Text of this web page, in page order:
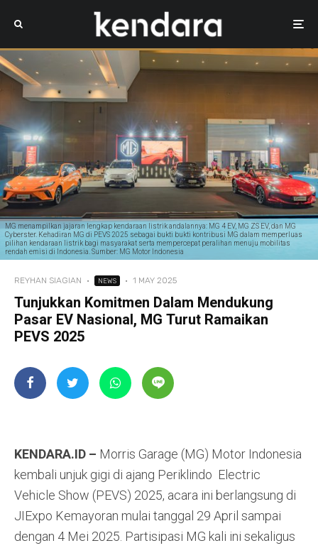
MG menampilkan jajaran lengkap kendaraan listrik andalannya: MG 4 EV, MG ZS EV, dan MG
Cyberster. Kehadiran MG di PEVS 2025 sebagai bukti bukti kontribusi MG dalam memperluas
pilihan kendaraan listrik bagi masyarakat serta mempercepat peralihan menuju mobilitas
rendah emisi di Indonesia. Sumber: MG Motor Indonesia
REYHAN SIAGIAN · NEWS · 1 MAY 2025
Tunjukkan Komitmen Dalam Mendukung
Pasar EV Nasional, MG Turut Ramaikan
PEVS 2025
KENDARA.ID – Morris Garage (MG) Motor Indonesia
kembali unjuk gigi di ajang Periklindo Electric
Vehicle Show (PEVS) 2025, acara ini berlangsung di
JIExpo Kemayoran mulai tanggal 29 April sampai
dengan 4 Mei 2025. Partisipasi MG kali ini sekaligus